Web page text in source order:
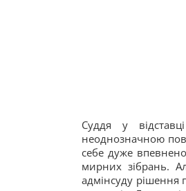
Суддя у
неоднозначною
себе дуже
мирних зібрань.
адмінсуду